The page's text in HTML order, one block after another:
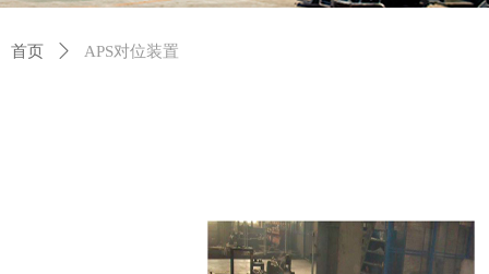
首页 ꄲ APS对位装置